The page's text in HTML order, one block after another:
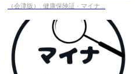
（会津版）. 健康保険証 · マイナ...